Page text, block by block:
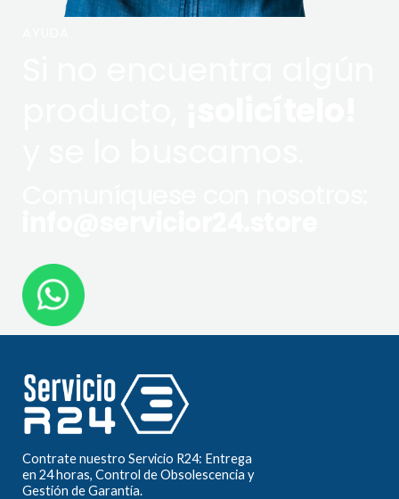
Contrate nuestro Servicio R24: Entrega
en 24 horas, Control de Obsolescencia y
Gestión de Garantía.